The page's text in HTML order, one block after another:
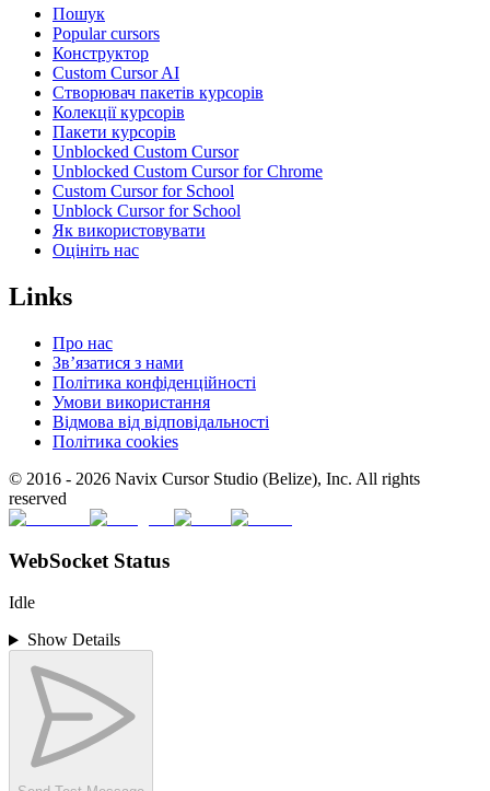
Пошук
Popular cursors
Конструктор
Custom Cursor AI
Створювач пакетів курсорів
Колекції курсорів
Пакети курсорів
Unblocked Custom Cursor
Unblocked Custom Cursor for Chrome
Custom Cursor for School
Unblock Cursor for School
Як використовувати
Оцініть нас
Links
Про нас
Зв’язатися з нами
Політика конфіденційності
Умови використання
Відмова від відповідальності
Політика cookies
© 2016 - 2026 Navix Cursor Studio (Belize), Inc. All rights
reserved
WebSocket Status
Idle
Show Details